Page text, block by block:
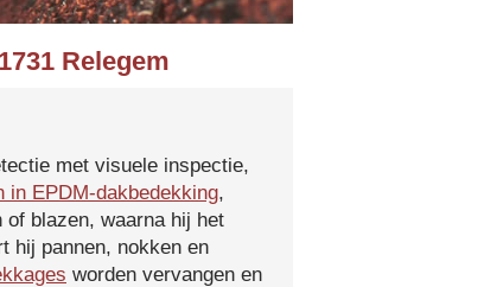
Relegem
met visuele inspectie,
in EPDM-dakbedekking,
blazen, waarna hij het
hij pannen, nokken en
worden vervangen en